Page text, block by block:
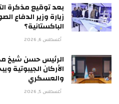
بعد توقيع مذكرة
زيارة وزير الدفاع
الباكستانية؟
أغسطس 6, 2026
الرئيس حسن شيخ
الأركان الجيبوتية
والعسكري
أغسطس 5, 2026